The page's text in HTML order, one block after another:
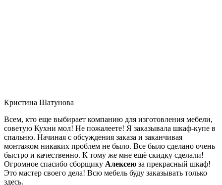
Кристина Шатунова
Всем, кто еще выбирает компанию для изготовления мебели,
советую Кухни мол! Не пожалеете! Я заказывала шкаф-купе в
спальню. Начиная с обсуждения заказа и заканчивая
монтажом никаких проблем не было. Все было сделано очень
быстро и качественно. К тому же мне ещё скидку сделали!
Огромное спасибо сборщику Алексею за прекрасный шкаф!
Это мастер своего дела! Всю мебель буду заказывать только
здесь.